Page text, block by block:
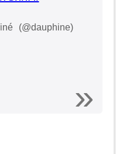
(@dauphine)